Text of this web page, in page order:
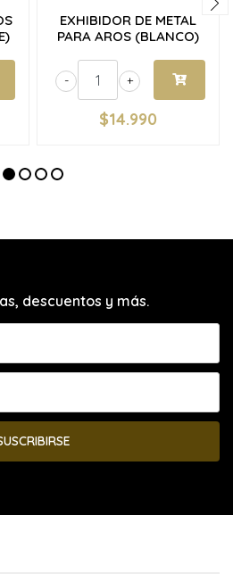
EXHIBIDOR DE METAL
PARA AROS (BLANCO)
+
-
$14.990
descuentos y más.